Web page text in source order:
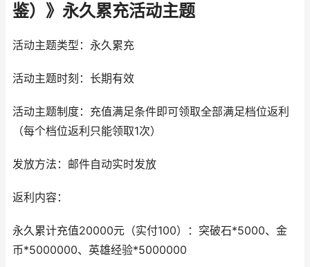
鉴）》永久累充活动主题
活动主题类型：永久累充
活动主题时刻：长期有效
活动主题制度：充值满足条件即可领取全部满足档位返利
（每个档位返利只能领取1次）
发放方法：邮件自动实时发放
返利内容：
永久累计充值20000元（实付100）：突破石*5000、金
币*5000000、英雄经验*5000000